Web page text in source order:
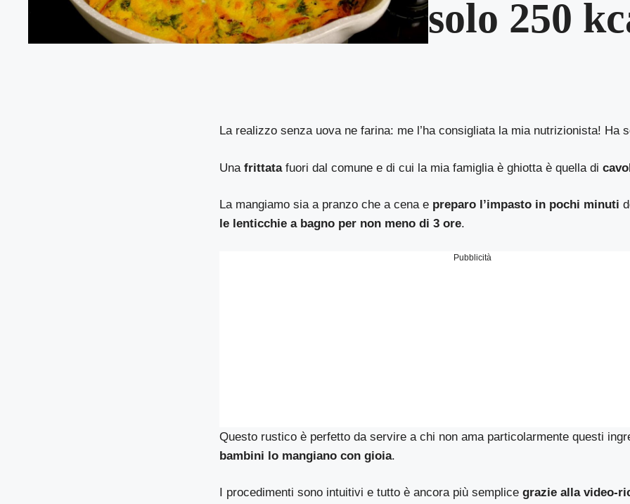
solo 250
La realizzo senza uova ne farina: me l’ha consigliata la mia nutrizionista! Ha
Unafrittatafuori dal comune e di cui la mia famiglia è ghiotta è quella di
La mangiamo sia a pranzo che a cena e preparo l’impasto in pochi minuti
le lenticchie a bagno per non meno di 3 ore.
Pubblicità
Questo rustico è perfetto da servire a chi non ama particolarmente questi
bambini lo mangiano con gioia.
I procedimenti sono intuitivi e tutto è ancora più semplice grazie alla video-